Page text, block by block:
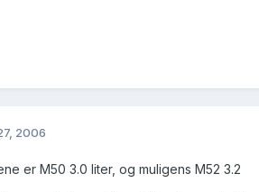
2006
er M50 3.0 liter, og muligens M52 3.2